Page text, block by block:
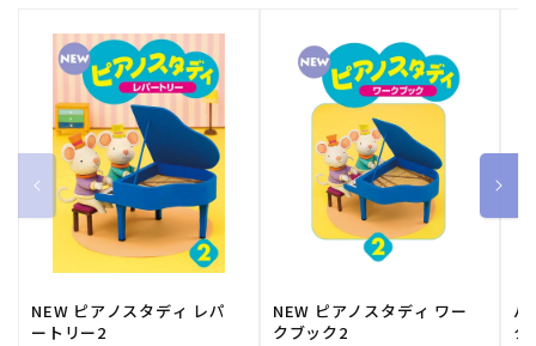
NEW ピアノスタディ レパ
ートリー2
NEW ピアノスタディ ワー
クブック2
バ
ク